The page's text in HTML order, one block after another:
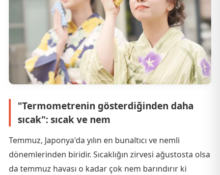
"Termometrenin gösterdiğinden daha
sıcak": sıcak ve nem
Temmuz, Japonya'da yılın en bunaltıcı ve nemli
dönemlerinden biridir. Sıcaklığın zirvesi ağustosta olsa
da temmuz havası o kadar çok nem barındırır ki